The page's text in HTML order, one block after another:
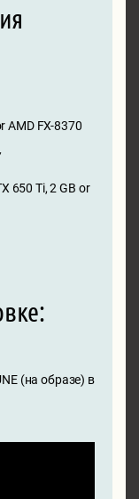
AMD FX-8370
650 Ti, 2 GB or
(на образе) в